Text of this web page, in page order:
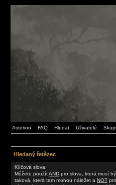
Asterion FAQ Hledat Uživatelé
Hledaný řetězec
Klíčová slova:
Můžete použítAND pro slova, která musí
taková, která tam mohou náležet a NOT